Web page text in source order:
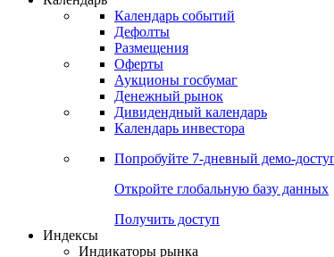
Откройте глобальную базу данных
Получить доступ
Календарь
Календарь событий
Дефолты
Размещения
Оферты
Аукционы госбумаг
Денежный рынок
Дивидендный календарь
Календарь инвестора
Попробуйте7-дневный